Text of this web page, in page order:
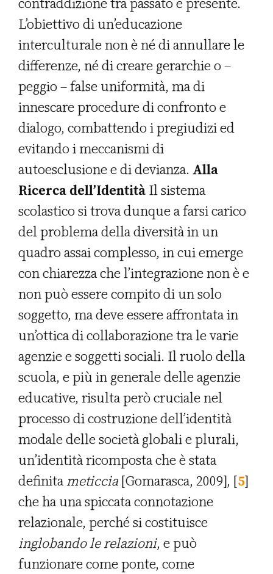
L’obiettivo di un’educazione
interculturale non è né di annullare le
differenze, né di creare gerarchie o –
peggio – false uniformità, ma di
innescare procedure di confronto e
dialogo, combattendo i pregiudizi ed
evitando i meccanismi di
autoesclusione e di devianza. Alla
Ricerca dell’Identità Il sistema
scolastico si trova dunque a farsi carico
del problema della diversità in un
quadro assai complesso, in cui emerge
con chiarezza che l’integrazione non è e
non può essere compito di un solo
soggetto, ma deve essere affrontata in
un’ottica di collaborazione tra le varie
agenzie e soggetti sociali. Il ruolo della
scuola, e più in generale delle agenzie
educative, risulta però cruciale nel
processo di costruzione dell’identità
modale delle società globali e plurali,
un’identità ricomposta che è stata
definitameticcia [Gomarasca, 2009], [5]
che ha una spiccata connotazione
relazionale, perché si costituisce
inglobando le relazioni, e può
funzionare come ponte, come